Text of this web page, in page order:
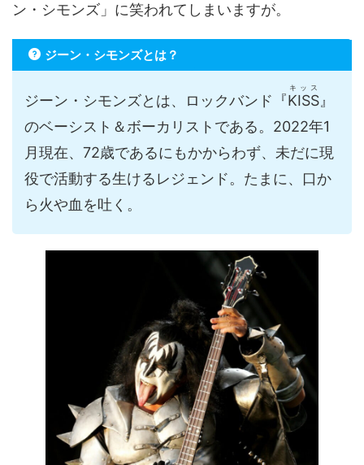
ン・シモンズ」に笑われてしまいますが。
ジーン・シモンズとは？
ジーン・シモンズとは、ロックバンド『KISS
キッス
』
のベーシスト＆ボーカリストである。2022年1
月現在、72歳であるにもかからわず、未だに現
役で活動する生けるレジェンド。たまに、口か
ら火や血を吐く。